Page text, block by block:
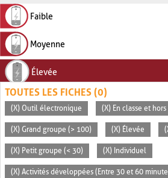
Faible
Moyenne
Élevée
TOUTES LES FICHES (0)
(X) Outil électronique (X) En classe et hors
(X) Grand groupe (> 100) (X) Élevée
(X) Petit groupe (< 30) (X) Individuel
(X) Activités développées (Entre 30 et 60